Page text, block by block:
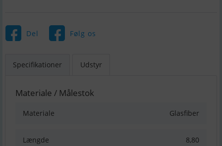
Del Følg os
Specifikationer Udstyr
Materiale / Målestok
Materiale Glasfiber
Længde 8,80